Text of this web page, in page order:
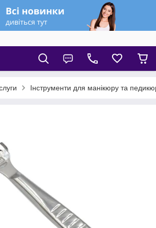
Інструменти для манікюру та